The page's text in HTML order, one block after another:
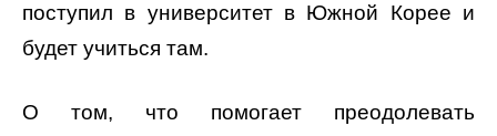
поступил в университет в Южной Корее и
будет учиться там.
О том, что помогает преодолевать